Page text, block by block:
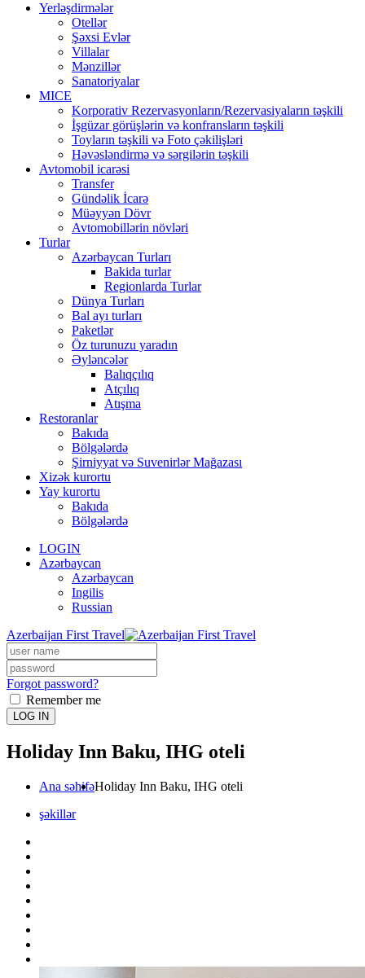
Yerləşdirmələr
Otellər
Şəxsi Evlər
Villalar
Mənzillər
Sanatoriyalar
MICE
Korporativ Rezervasyonların/Rezervasiyaların təşkili
İşgüzar görüşlərin və konfransların təşkili
Toyların təşkili və Foto çəkilişləri
Həvəsləndirmə və sərgilərin təşkili
Avtomobil icarəsi
Transfer
Gündəlik İcarə
Müəyyən Dövr
Avtomobillərin növləri
Turlar
Azərbaycan Turları
Bakida turlar
Regionlarda Turlar
Dünya Turları
Bal ayı turları
Paketlər
Öz turunuzu yaradın
Əyləncələr
Balıqçılıq
Atçılıq
Atışma
Restoranlar
Bakıda
Bölgələrdə
Şirniyyat və Suvenirlər Mağazası
Xizək kurortu
Yay kurortu
Bakıda
Bölgələrdə
LOGIN
Azərbaycan
Azərbaycan
Ingilis
Russian
Azerbaijan First Travel
Forgot password?
Remember me
LOG IN
Holiday Inn Baku, IHG oteli
Ana səhifəHoliday Inn Baku, IHG oteli
şəkillər